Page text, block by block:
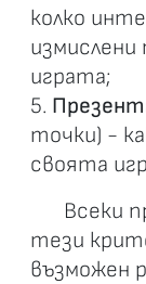
колко
играта;
5.
точки) -
своята
Всеки
тези
възможен